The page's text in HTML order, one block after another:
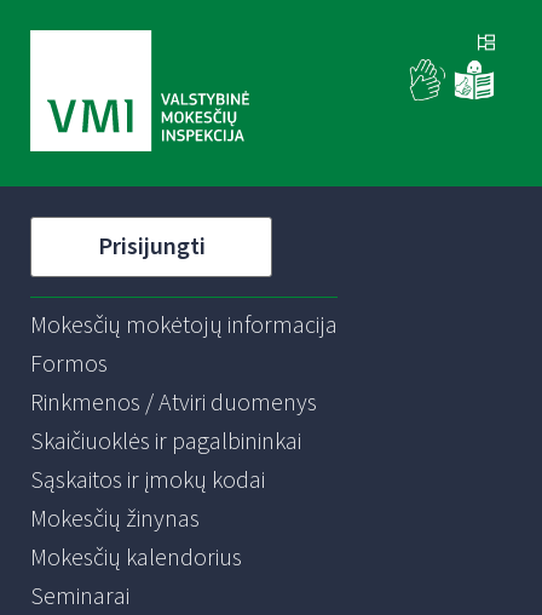
Prisijungti
Mokesčių mokėtojų informacija
Formos
Rinkmenos / Atviri duomenys
Skaičiuoklės ir pagalbininkai
Sąskaitos ir įmokų kodai
Mokesčių žinynas
Mokesčių kalendorius
Seminarai